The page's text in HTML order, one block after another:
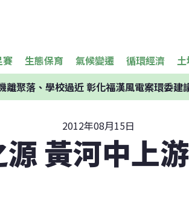
賽 生態保育 氣候變遷 循環經濟 土
離聚落、學校過近 彰化福漢風電案環委建
2012年08月15日
黃河中上